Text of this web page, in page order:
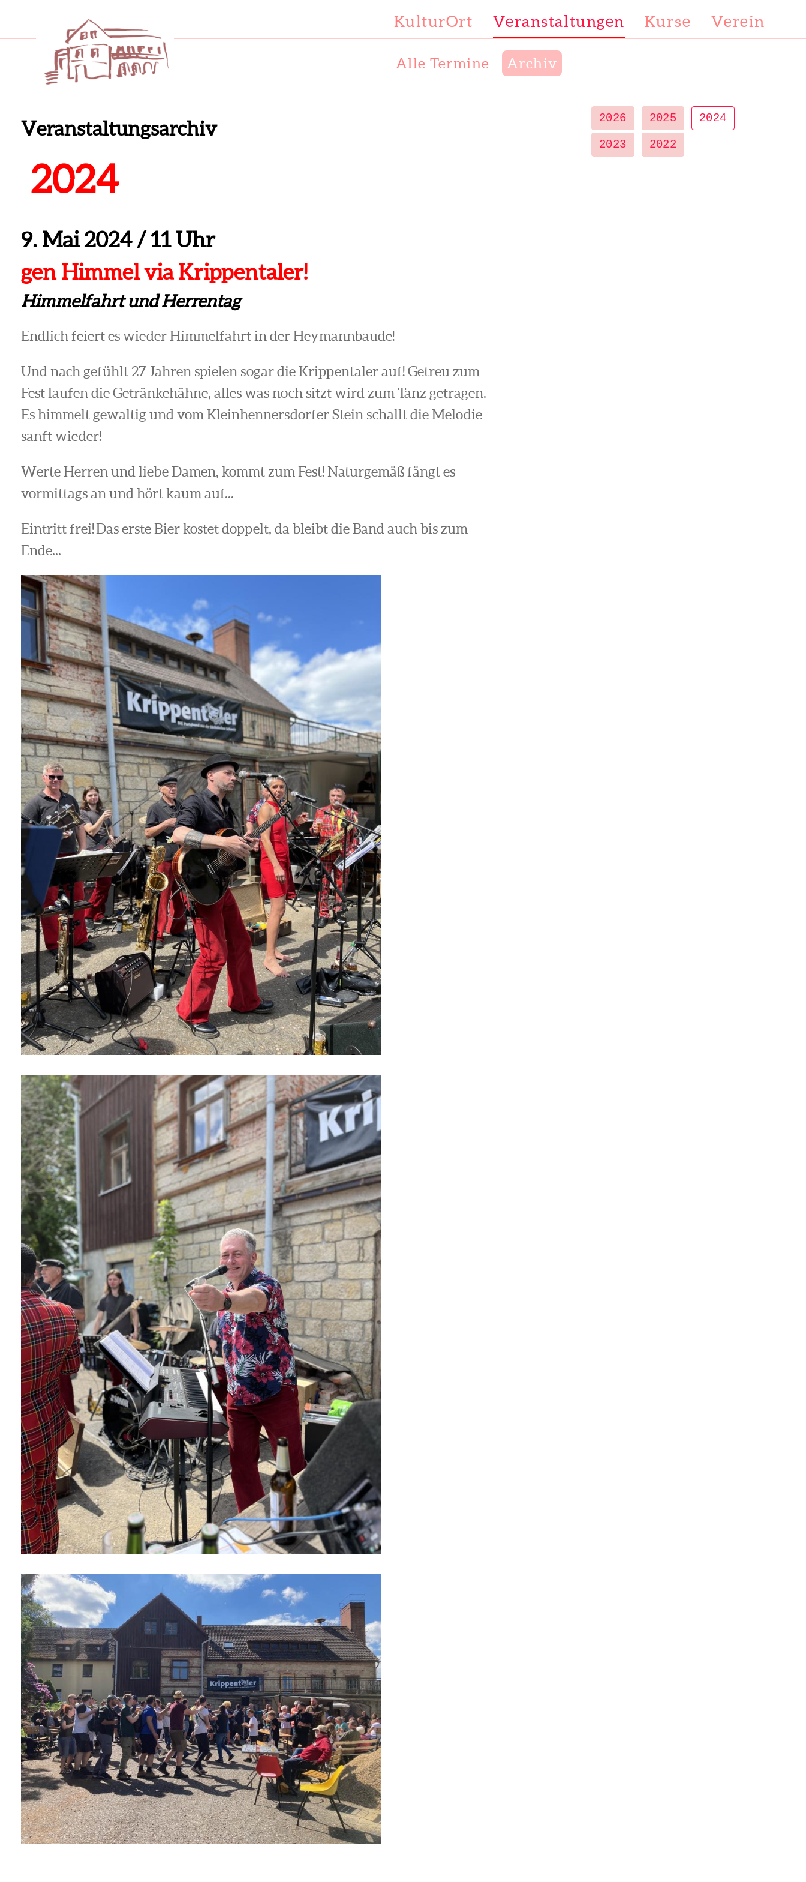
KulturOrt Veranstaltungen Kurse Verein
Alle Termine Archiv
Veranstaltungsarchiv
2024
9. Mai 2024 / 11 Uhr
gen Himmel via Krippentaler!
Himmelfahrt und Herrentag
Endlich feiert es wieder Himmelfahrt in der Heymannbaude!
Und nach gefühlt 27 Jahren spielen sogar die Krippentaler auf! Getreu zum
Fest laufen die Getränkehähne, alles was noch sitzt wird zum Tanz getragen.
Es himmelt gewaltig und vom Kleinhennersdorfer Stein schallt die Melodie
sanft wieder!
Werte Herren und liebe Damen, kommt zum Fest! Naturgemäß fängt es
vormittags an und hört kaum auf...
Eintritt frei! Das erste Bier kostet doppelt, da bleibt die Band auch bis zum
Ende...
2026 2025
2024
2023
2022